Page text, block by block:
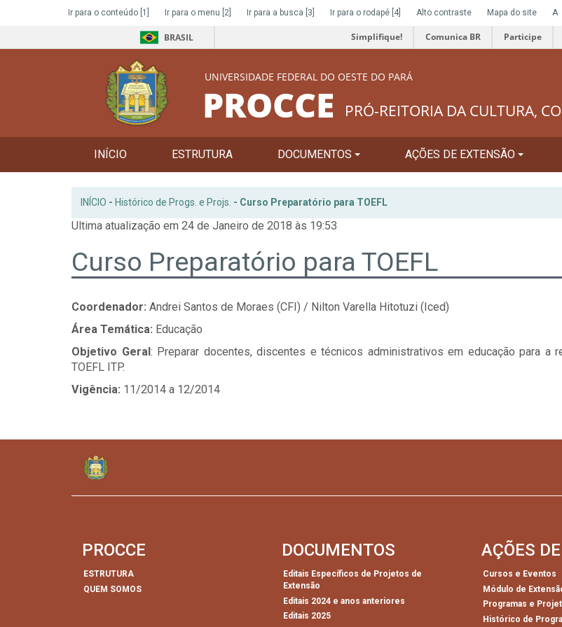
Ir para o conteúdo [1] Ir para o menu [2] Ir para a busca [3] Ir para o rodapé [4] Alto contraste Mapa do site A
BRASIL Simplifique! Comunica BR Participe
UNIVERSIDADE FEDERAL DO OESTE DO PARÁ
PROCCE PRÓ-REITORIA DA CULTURA,
INÍCIO ESTRUTURA DOCUMENTOS AÇÕES DE EXTENSÃO
INÍCIO - Histórico de Progs. e Projs. - Curso Preparatório para TOEFL
Ultima atualização em 24 de Janeiro de 2018 às 19:53
Curso Preparatório para TOEFL
Coordenador: Andrei Santos de Moraes (CFI) / Nilton Varella Hitotuzi (Iced)
Área Temática: Educação
Objetivo Geral: Preparar docentes, discentes e técnicos administrativos em educação para a
TOEFL ITP.
Vigência: 11/2014 a 12/2014
PROCCE
ESTRUTURA
QUEM SOMOS
DOCUMENTOS
Editais Específicos de Projetos de
Extensão
Editais 2024 e anos anteriores
Editais 2025
AÇÕES
Cursos e Eventos
Módulo de
Programas e
Histórico de